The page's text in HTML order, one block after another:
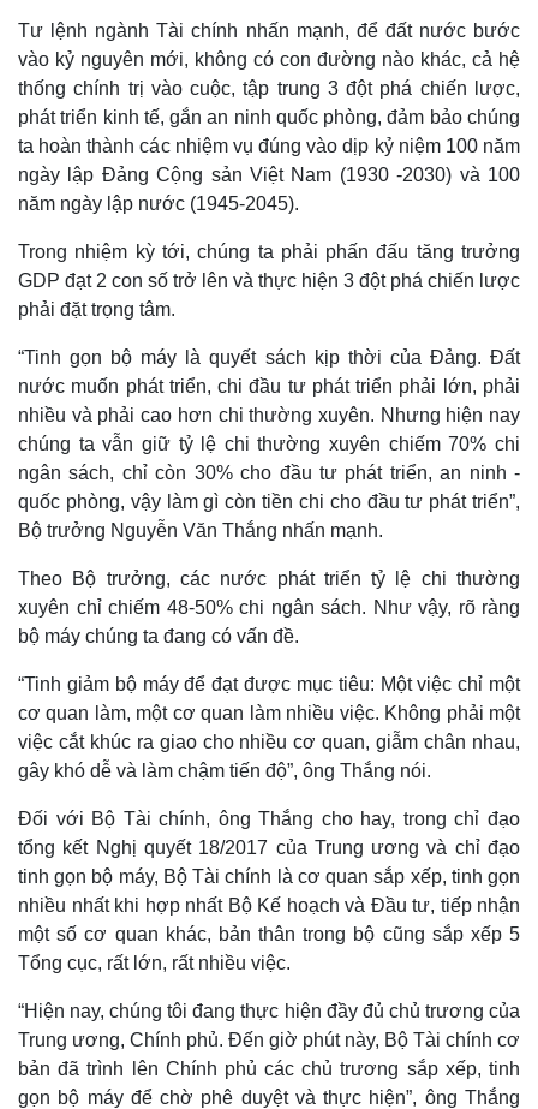
Quan sát
Cuộc sống đó đây
Hồ sơ
Video
Ảnh
Kinh tế
Bất động sản
Khởi nghiệp
Thị trường
Tiêu dùng
Tỷ giá
Chứng khoán
Giá cà phê
Tư lệnh ngành Tài chính nhấn mạnh, để đất nước bước
vào kỷ nguyên mới, không có con đường nào khác, cả hệ
thống chính trị vào cuộc, tập trung 3 đột phá chiến lược,
phát triển kinh tế, gắn an ninh quốc phòng, đảm bảo chúng
ta hoàn thành các nhiệm vụ đúng vào dịp kỷ niệm 100 năm
ngày lập Đảng Cộng sản Việt Nam (1930 -2030) và 100
năm ngày lập nước (1945-2045).
Trong nhiệm kỳ tới, chúng ta phải phấn đấu tăng trưởng
GDP đạt 2 con số trở lên và thực hiện 3 đột phá chiến lược
phải đặt trọng tâm.
“Tinh gọn bộ máy là quyết sách kịp thời của Đảng. Đất
nước muốn phát triển, chi đầu tư phát triển phải lớn, phải
nhiều và phải cao hơn chi thường xuyên. Nhưng hiện nay
chúng ta vẫn giữ tỷ lệ chi thường xuyên chiếm 70% chi
ngân sách, chỉ còn 30% cho đầu tư phát triển, an ninh -
quốc phòng, vậy làm gì còn tiền chi cho đầu tư phát triển”,
Bộ trưởng Nguyễn Văn Thắng nhấn mạnh.
Theo Bộ trưởng, các nước phát triển tỷ lệ chi thường
xuyên chỉ chiếm 48-50% chi ngân sách. Như vậy, rõ ràng
bộ máy chúng ta đang có vấn đề.
“Tinh giảm bộ máy để đạt được mục tiêu: Một việc chỉ một
cơ quan làm, một cơ quan làm nhiều việc. Không phải một
việc cắt khúc ra giao cho nhiều cơ quan, giẫm chân nhau,
gây khó dễ và làm chậm tiến độ”, ông Thắng nói.
Đối với Bộ Tài chính, ông Thắng cho hay, trong chỉ đạo
tổng kết Nghị quyết 18/2017 của Trung ương và chỉ đạo
tinh gọn bộ máy, Bộ Tài chính là cơ quan sắp xếp, tinh gọn
nhiều nhất khi hợp nhất Bộ Kế hoạch và Đầu tư, tiếp nhận
một số cơ quan khác, bản thân trong bộ cũng sắp xếp 5
Tổng cục, rất lớn, rất nhiều việc.
“Hiện nay, chúng tôi đang thực hiện đầy đủ chủ trương của
Trung ương, Chính phủ. Đến giờ phút này, Bộ Tài chính cơ
bản đã trình lên Chính phủ các chủ trương sắp xếp, tinh
gọn bộ máy để chờ phê duyệt và thực hiện”, ông Thắng